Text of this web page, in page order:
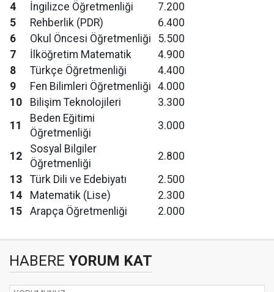
4
İngilizce Öğretmenliği
7.200
5
Rehberlik (PDR)
6.400
6
Okul Öncesi Öğretmenliği
5.500
7
İlköğretim Matematik
4.900
8
Türkçe Öğretmenliği
4.400
9
Fen Bilimleri Öğretmenliği 4.000
10
Bilişim Teknolojileri
3.300
11
Beden Eğitimi
Öğretmenliği
3.000
12
Sosyal Bilgiler
Öğretmenliği
2.800
13
Türk Dili ve Edebiyatı
2.500
14
Matematik (Lise)
2.300
15
Arapça Öğretmenliği 2.000
HABERE YORUM KAT